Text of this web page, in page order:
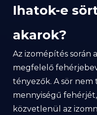
Ihatok-e
akarok?
Az izomépítés során
megfelelő
tényezők. A sör
mennyiségű
közvetlenül az